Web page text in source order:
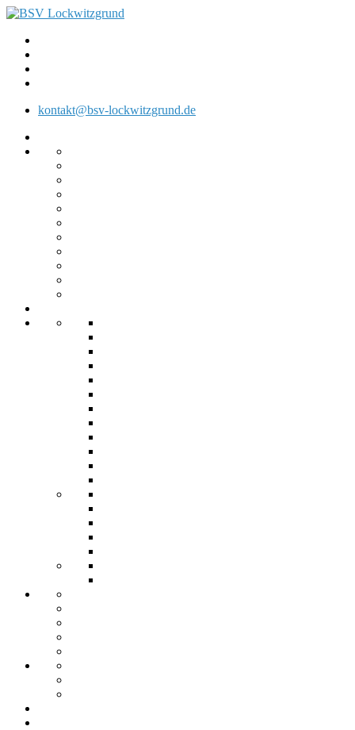
kontakt@bsv-lockwitzgrund.de